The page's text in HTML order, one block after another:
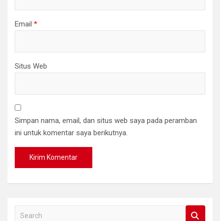
Email *
Situs Web
Simpan nama, email, dan situs web saya pada peramban
ini untuk komentar saya berikutnya.